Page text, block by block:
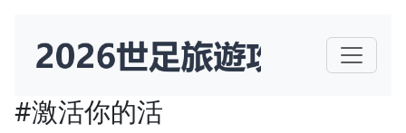
#激活你的活